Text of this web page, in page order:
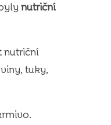
nutriční
nutriční
tuky,